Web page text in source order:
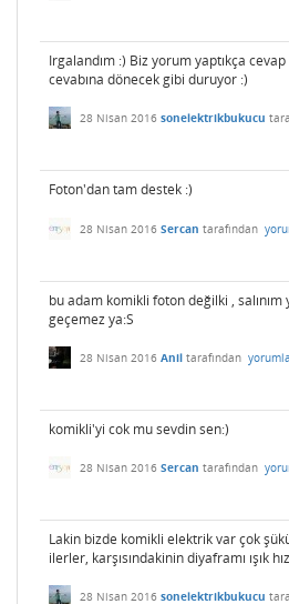
Irgalandım :) Biz yorum yaptıkça
cevabına dönecek gibi duruyor :)
28 Nisan 2016 sonelektrikbukucu
Foton'dan tam destek :)
28 Nisan 2016 Sercan tarafından
bu adam komikli foton değilki , salınım
geçemez ya:S
28 Nisan 2016 Anil tarafından
komikli'yi cok mu sevdin sen:)
28 Nisan 2016 Sercan tarafından
Lakin bizde komikli elektrik var çok
ilerler, karşısındakinin diyaframı ışık
28 Nisan 2016 sonelektrikbukucu